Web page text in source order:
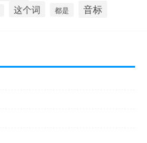
这个词 都是 音标